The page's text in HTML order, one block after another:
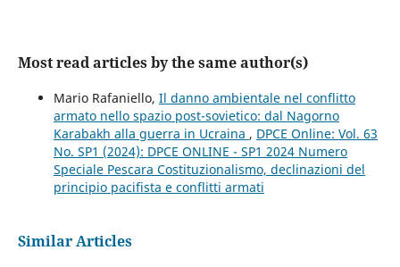
Most read articles by the same author(s)
Mario Rafaniello, Il danno ambientale nel conflitto
armato nello spazio post-sovietico: dal Nagorno
Karabakh alla guerra in Ucraina , DPCE Online: Vol. 63
No. SP1 (2024): DPCE ONLINE - SP1 2024 Numero
Speciale Pescara Costituzionalismo, declinazioni del
principio pacifista e conflitti armati
Similar Articles